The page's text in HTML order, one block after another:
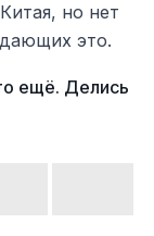
но нет
это.